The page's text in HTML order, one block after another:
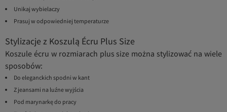
Unikaj wybielaczy
Prasuj w odpowiedniej temperaturze
Stylizacje z Koszulą Écru Plus Size
Koszule écru w rozmiarach plus size można stylizować na wiele
sposobów:
Do eleganckich spodni w kant
Z jeansami na luźne wyjścia
Pod marynarkę do pracy